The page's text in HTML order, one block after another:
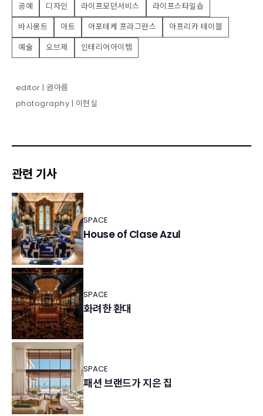
공예 디자인 라이프모던서비스
라이프스타일숍
바시몽트
아트 아포테케 프라그란스
아프리카 테이블
예술
오브제 인테리어아이템
editor | 권아름
photography | 이현실
관련 기사
SPACE
House of Clase Azul
SPACE
화려한 환대
SPACE
패션 브랜드가 지은 집